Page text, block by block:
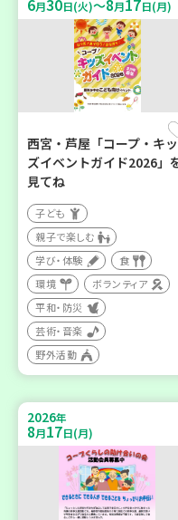
6月30日(火)～8月17日(月)
西宮・芦屋「コープ・キッ
ズイベントガイド2026」
見てね
子ども
親子で楽しむ
学び・体験
食
環境
ボランティア
平和・防災
芸術・音楽
野外活動
2026年
8月17日(月)